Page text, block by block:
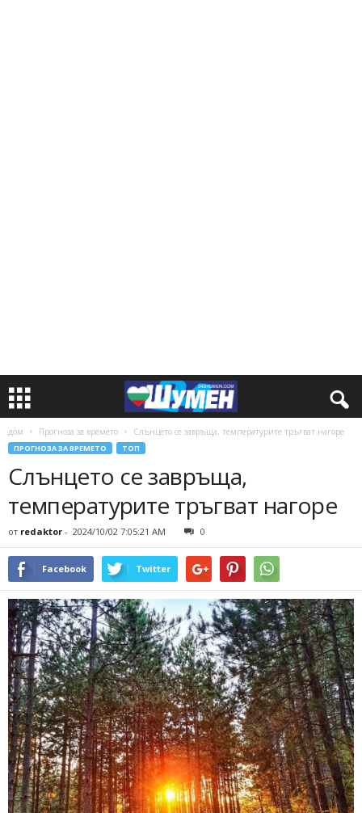
дом Прогноза за времето Слънцето се завръща, температурите тръгват нагоре
ПРОГНОЗА ЗА ВРЕМЕТО ТОП
Слънцето се завръща,
температурите тръгват нагоре
от redaktor - 2024/10/02 7:05:21 AM 0
Facebook Twitter